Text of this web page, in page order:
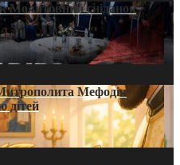
Молитовний сніданок
Мефодія
дітей